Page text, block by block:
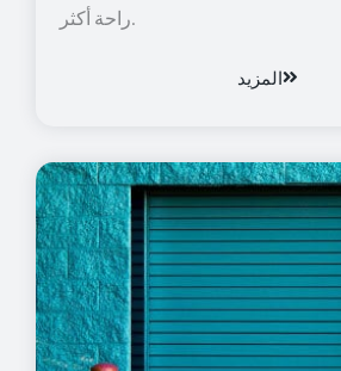
راحة أكثر.
المزيد